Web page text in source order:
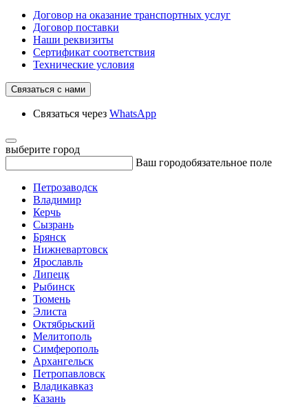
Договор на оказание транспортных услуг
Договор поставки
Наши реквизиты
Сертификат соответствия
Технические условия
Связаться с нами
Связаться через WhatsApp
выберите город
Ваш городобязательное поле
Петрозаводск
Владимир
Керчь
Сызрань
Брянск
Нижневартовск
Ярославль
Липецк
Рыбинск
Тюмень
Элиста
Октябрьский
Мелитополь
Симферополь
Архангельск
Петропавловск
Владикавказ
Казань